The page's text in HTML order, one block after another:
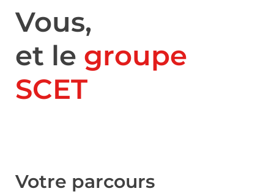
Vous,
et le groupe
SCET
Votre parcours